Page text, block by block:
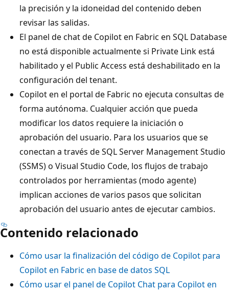
la precisión y la idoneidad del contenido deben
revisar las salidas.
El panel de chat de Copilot en Fabric en SQL Database
no está disponible actualmente si Private Link está
habilitado y el Public Access está deshabilitado en la
configuración del tenant.
Copilot en el portal de Fabric no ejecuta consultas de
forma autónoma. Cualquier acción que pueda
modificar los datos requiere la iniciación o
aprobación del usuario. Para los usuarios que se
conectan a través de SQL Server Management Studio
(SSMS) o Visual Studio Code, los flujos de trabajo
controlados por herramientas (modo agente)
implican acciones de varios pasos que solicitan
aprobación del usuario antes de ejecutar cambios.
Contenido relacionado
Cómo usar la finalización del código de Copilot para
Copilot en Fabric en base de datos SQL
Cómo usar el panel de Copilot Chat para Copilot en